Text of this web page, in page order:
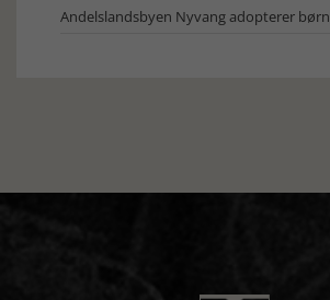
Andelslandsbyen Nyvang adopterer børn